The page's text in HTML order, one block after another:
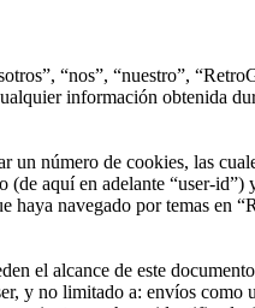
“nos”, “nuestro”,
información obtenida
número de cookies, las
aquí en adelante “user-
navegado por temas en
el alcance de este
y no limitado a: envíos como